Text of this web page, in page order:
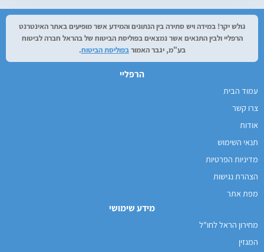
גולש יקר! במידה ויש סתירה בין הנתונים והמידע אשר מופיעים באתר האינטרנט
הרפליי ולבין התנאים אשר נמצאים בפוליסת הביטוח של בהראל חברה לביטוח
בע"מ, יגבר האמורבפוליסת הביטוח.
הרפליי
עמוד הבית
צרו קשר
אודות
תנאי השימוש
מדיניות הפרטיות
הצהרת נגישות
מפת אתר
מידע שימושי
מחירון הראל לחו"ל
המגזין